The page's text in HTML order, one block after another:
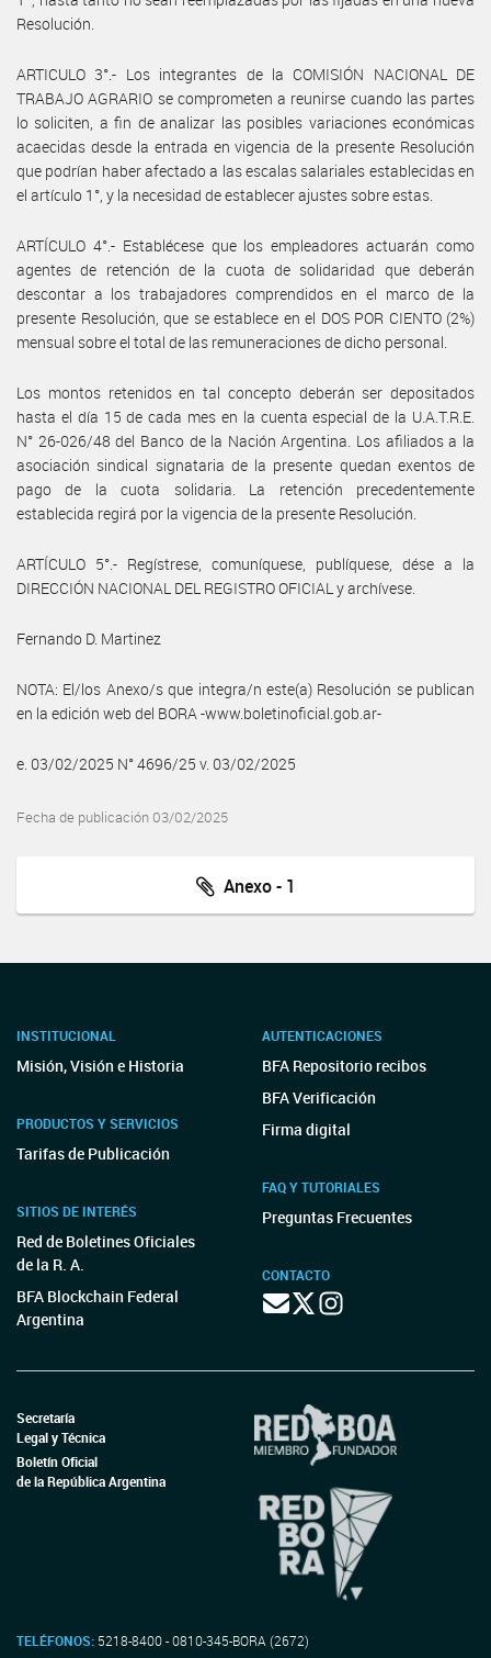
Resolución.
ARTICULO 3°.- Los integrantes de la COMISIÓN NACIONAL DE
TRABAJO AGRARIO se comprometen a reunirse cuando las partes
lo soliciten, a fin de analizar las posibles variaciones económicas
acaecidas desde la entrada en vigencia de la presente Resolución
que podrían haber afectado a las escalas salariales establecidas en
el artículo 1°, y la necesidad de establecer ajustes sobre estas.
ARTÍCULO 4°.- Establécese que los empleadores actuarán como
agentes de retención de la cuota de solidaridad que deberán
descontar a los trabajadores comprendidos en el marco de la
presente Resolución, que se establece en el DOS POR CIENTO (2%)
mensual sobre el total de las remuneraciones de dicho personal.
Los montos retenidos en tal concepto deberán ser depositados
hasta el día 15 de cada mes en la cuenta especial de la U.A.T.R.E.
N° 26-026/48 del Banco de la Nación Argentina. Los afiliados a la
asociación sindical signataria de la presente quedan exentos de
pago de la cuota solidaria. La retención precedentemente
establecida regirá por la vigencia de la presente Resolución.
ARTÍCULO 5°.- Regístrese, comuníquese, publíquese, dése a la
DIRECCIÓN NACIONAL DEL REGISTRO OFICIAL y archívese.
Fernando D. Martinez
NOTA: El/los Anexo/s que integra/n este(a) Resolución se publican
en la edición web del BORA -www.boletinoficial.gob.ar-
e. 03/02/2025 N° 4696/25 v. 03/02/2025
Fecha de publicación 03/02/2025
Anexo - 1
INSTITUCIONAL
Misión, Visión e Historia
PRODUCTOS Y SERVICIOS
Tarifas de Publicación
SITIOS DE INTERÉS
Red de Boletines Oficiales
de la R. A.
BFA Blockchain Federal
Argentina
AUTENTICACIONES
BFA Repositorio recibos
BFA Verificación
Firma digital
FAQ Y TUTORIALES
Preguntas Frecuentes
CONTACTO
Secretaría
Legal y Técnica
Boletín Oficial
de la República Argentina
TELÉFONOS: 5218-8400 - 0810-345-BORA (2672)